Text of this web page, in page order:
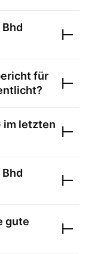
für
im letzten
gute